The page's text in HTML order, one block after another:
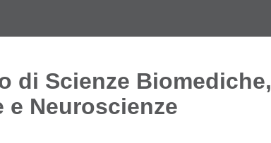
di Scienze Biomediche,
e Neuroscienze